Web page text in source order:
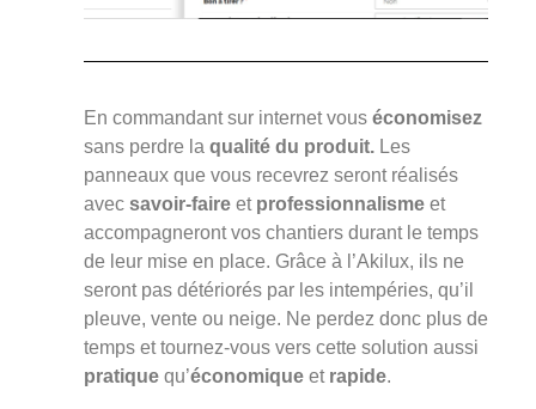
En commandant sur internet vouséconomisez
sans perdre laqualité du produit. Les
panneaux que vous recevrez seront réalisés
avecsavoir-faire et professionnalisme et
accompagneront vos chantiers durant le temps
de leur mise en place. Grâce à l’Akilux, ils ne
seront pas détériorés par les intempéries, qu’il
pleuve, vente ou neige. Ne perdez donc plus de
temps et tournez-vous vers cette solution aussi
pratique qu’économiqueet rapide.